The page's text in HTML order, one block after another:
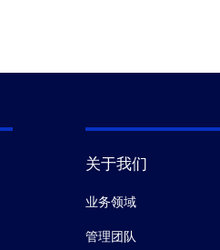
关于我们
业务领域
管理团队